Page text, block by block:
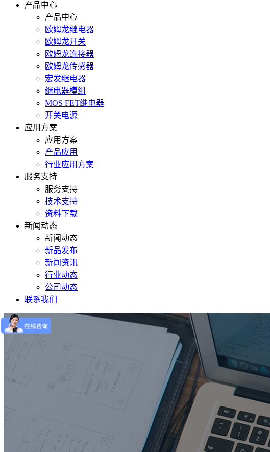
产品中心
产品中心
欧姆龙继电器
欧姆龙开关
欧姆龙连接器
欧姆龙传感器
宏发继电器
继电器模组
MOS FET继电器
开关电源
应用方案
应用方案
产品应用
行业应用方案
服务支持
服务支持
技术支持
资料下载
新闻动态
新闻动态
新品发布
新闻资讯
行业动态
公司动态
联系我们